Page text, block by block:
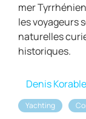
mer
les voyageurs
naturelles
historiques.
Denis
Yachting